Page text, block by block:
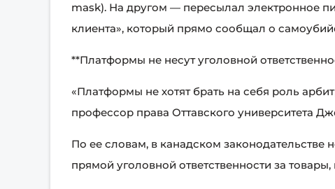
mask). На другом — пересылал электронное
клиента», который прямо сообщал о
**Платформы не несут уголовной
«Платформы не хотят брать на себя роль
профессор права Оттавского университета
По ее словам, в канадском
прямой уголовной ответственности за